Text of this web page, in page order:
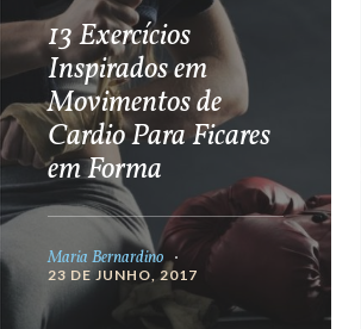
13 Exercícios
Inspirados em
Movimentos de
Cardio Para Ficares
em Forma
Maria Bernardino
23 DE JUNHO, 2017